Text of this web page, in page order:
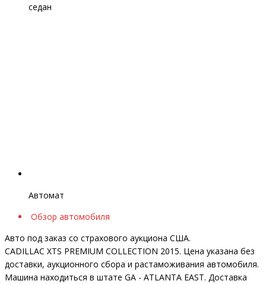
седан
Автомат
Обзор автомобиля
Авто под заказ со страхового аукциона США.
CADILLAC XTS PREMIUM COLLECTION 2015. Цена указана без
доставки, аукционного сбора и растаможивания автомобиля.
Машина находиться в штате GA - ATLANTA EAST. Доставка